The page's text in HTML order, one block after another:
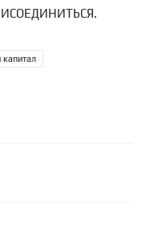
капитал